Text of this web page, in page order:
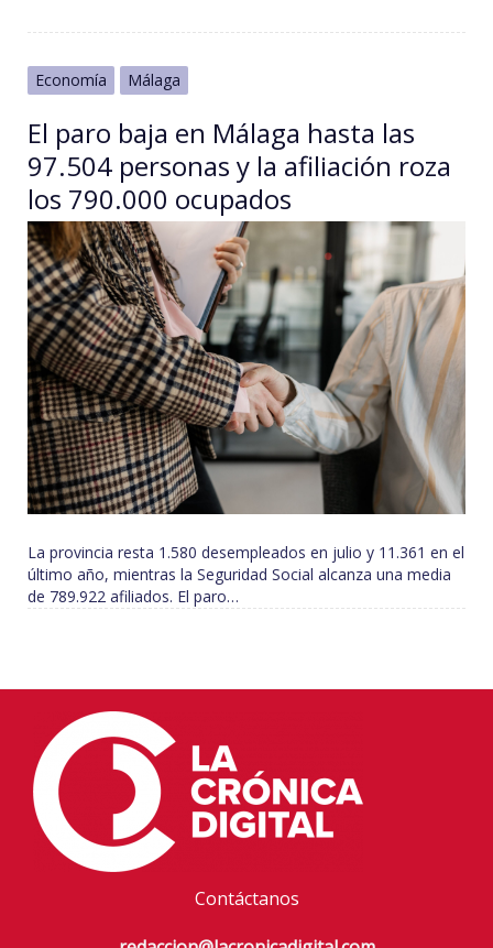
Economía Málaga
El paro baja en Málaga hasta las
97.504 personas y la afiliación roza
los 790.000 ocupados
La provincia resta 1.580 desempleados en julio y 11.361 en el
último año, mientras la Seguridad Social alcanza una media
de 789.922 afiliados. El paro…
Contáctanos